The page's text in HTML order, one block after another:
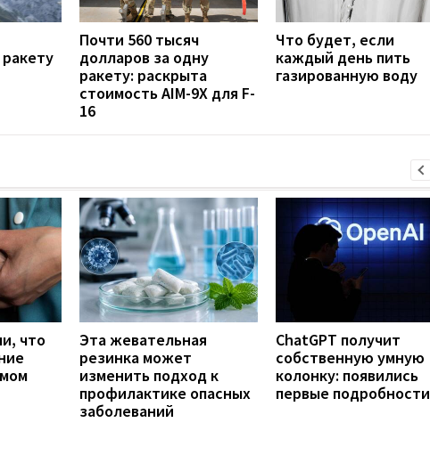
Почти 560 тысяч
долларов за одну
ракету: раскрыта
стоимость AIM-9X для F-
16
Что будет, если
каждый день пить
газированную воду
что
Эта жевательная
резинка может
изменить подход к
профилактике опасных
заболеваний
ChatGPT получит
собственную умную
колонку: появились
первые подробности